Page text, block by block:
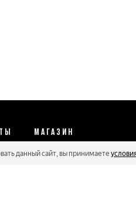
МАГАЗИН
Реквизиты
данный сайт, вы принимаете